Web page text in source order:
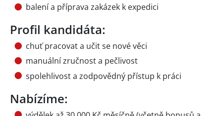
balení a příprava zakázek k expedici
Profil kandidáta:
chuť pracovat a učit se nové věci
manuální zručnost a pečlivost
spolehlivost a zodpovědný přístup k práci
Nabízíme: